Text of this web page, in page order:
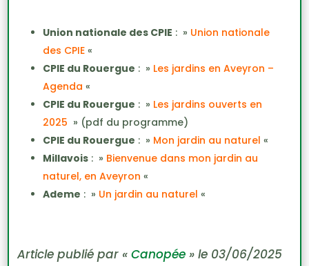
Union nationale des CPIE : » Union nationale
des CPIE «
CPIE du Rouergue : » Les jardins en Aveyron –
Agenda «
CPIE du Rouergue : » Les jardins ouverts en
2025 » (pdf du programme)
CPIE du Rouergue : » Mon jardin au naturel «
Millavois : » Bienvenue dans mon jardin au
naturel, en Aveyron«
Ademe : » Un jardin au naturel «
Article publié par «Canopée » le 03/06/2025